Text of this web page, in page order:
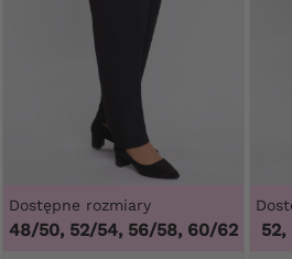
Dostępne rozmiary
48/50, 52/54, 56/58, 60/62
46, 48, 50, 52,